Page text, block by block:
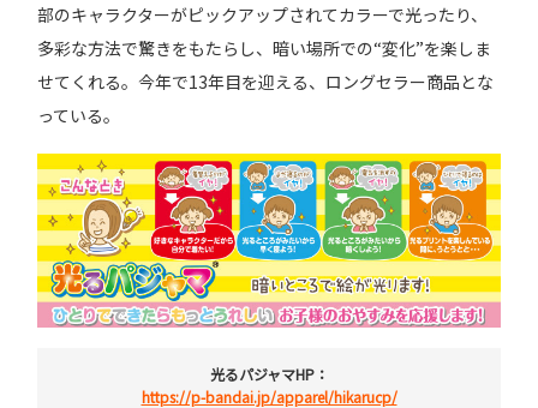
部のキャラクターがピックアップされてカラーで光ったり、
多彩な方法で驚きをもたらし、暗い場所での“変化”を楽しま
せてくれる。今年で13年目を迎える、ロングセラー商品とな
っている。
光るパジャマHP：
https://p-bandai.jp/apparel/hikarucp/